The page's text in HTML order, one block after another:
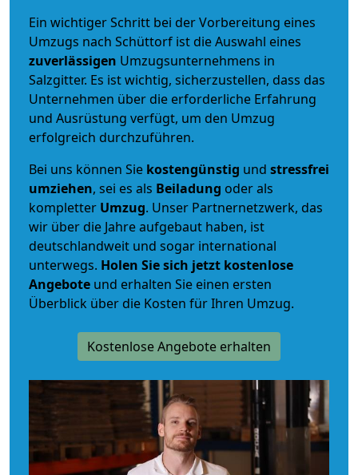
Ein wichtiger Schritt bei der Vorbereitung eines
Umzugs nach Schüttorf ist die Auswahl eines
zuverlässigen Umzugsunternehmens in
Salzgitter. Es ist wichtig, sicherzustellen, dass das
Unternehmen über die erforderliche Erfahrung
und Ausrüstung verfügt, um den Umzug
erfolgreich durchzuführen.
Bei uns können Sie kostengünstig und stressfrei
umziehen, sei es als Beiladung oder als
kompletter Umzug. Unser Partnernetzwerk, das
wir über die Jahre aufgebaut haben, ist
deutschlandweit und sogar international
unterwegs. Holen Sie sich jetzt kostenlose
Angebote und erhalten Sie einen ersten
Überblick über die Kosten für Ihren Umzug.
Kostenlose Angebote erhalten